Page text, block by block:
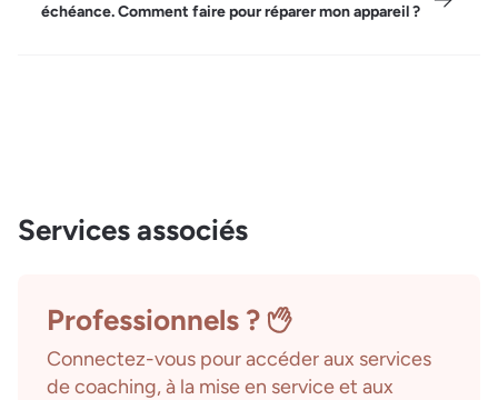
échéance. Comment faire pour réparer mon appareil ?
Services associés
Professionnels ?
Connectez-vous pour accéder aux services
de coaching, à la mise en service et aux